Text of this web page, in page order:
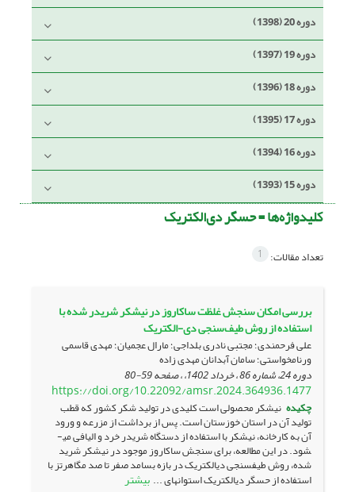
دوره 20 (1398)
دوره 19 (1397)
دوره 18 (1396)
دوره 17 (1395)
دوره 16 (1394)
دوره 15 (1393)
کلیدواژه‌ها =حسگر دی‌الکتریک
تعداد مقالات: 1
بررسی امکان سنجش غلظت ساکاروز در نیشکر شریدر شده با
استفاده از روش طیف‌سنجی دی-الکتریک
علی فرحمندی؛ مجتبی نادری بلداجی؛ مارال عجمیان؛ مهدی قاسمی
ورنامخواستی؛ سامان آبدانان مهدی زاده
دوره 24، شماره 86 ، خرداد 1402، ، صفحه 59-80
https://doi.org/10.22092/amsr.2024.364936.1477
چکیده نیشکر محصولی است کلیدی در تولید شکر کشور که قطب
تولید آن در استان خوزستان است. پس از برداشت از مزرعه و ورود
آن به کارخانه، نیشکر با استفاده از دستگاه شریدر خرد و الیافی می­
شود. در این مطالعه، برای سنجش ساکاروز موجود در نیشکر شرید
شده، روش طیف­سنجی دی­الکتریک در بازه بسامد صفر تا صد مگاهرتز با
استفاده از حسگر دی­الکتریک استوانه­ای ... بیشتر